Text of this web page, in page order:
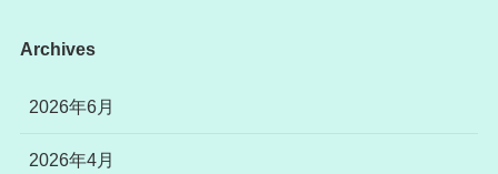
Archives
2026年6月
2026年4月